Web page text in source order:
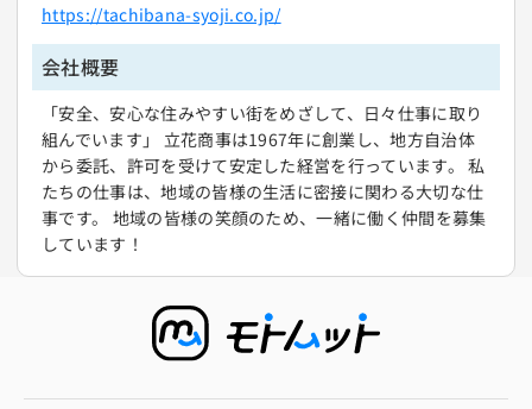
https://tachibana-syoji.co.jp/
会社概要
「安全、安心な住みやすい街をめざして、日々仕事に取り
組んでいます」 立花商事は1967年に創業し、地方自治体
から委託、許可を受けて安定した経営を行っています。 私
たちの仕事は、地域の皆様の生活に密接に関わる大切な仕
事です。 地域の皆様の笑顔のため、一緒に働く仲間を募集
しています！